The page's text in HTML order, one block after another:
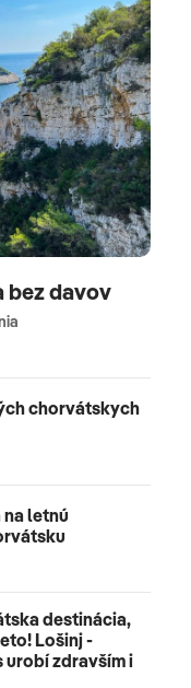
bez davov
chorvátskych
letnú
destinácia,
Lošinj -
zdravším i